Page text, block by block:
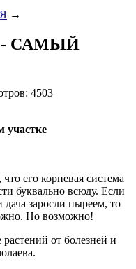
→
САМЫЙ
4503
участке
его корневая система
буквально всюду. Если
заросли пыреем, то
Но возможно!
от болезней и